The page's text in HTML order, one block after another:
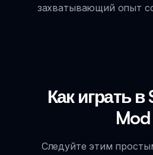
захватывающий опыт
Как играть в
Mod
Следуйте этим